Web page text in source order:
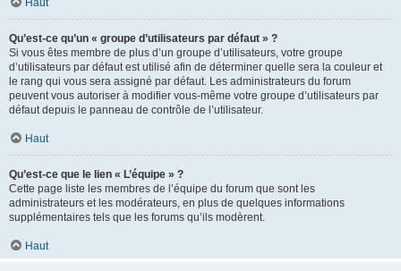
Haut
Qu’est-ce qu’un « groupe d’utilisateurs par défaut » ?
Si vous êtes membre de plus d’un groupe d’utilisateurs, votre groupe
d’utilisateurs par défaut est utilisé afin de déterminer quelle sera la couleur et
le rang qui vous sera assigné par défaut. Les administrateurs du forum
peuvent vous autoriser à modifier vous-même votre groupe d’utilisateurs par
défaut depuis le panneau de contrôle de l’utilisateur.
Haut
Qu’est-ce que le lien « L’équipe » ?
Cette page liste les membres de l’équipe du forum que sont les
administrateurs et les modérateurs, en plus de quelques informations
supplémentaires tels que les forums qu’ils modèrent.
Haut